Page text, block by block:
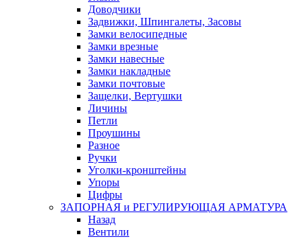
Доводчики
Задвижки, Шпингалеты, Засовы
Замки велосипедные
Замки врезные
Замки навесные
Замки накладные
Замки почтовые
Защелки, Вертушки
Личины
Петли
Проушины
Разное
Ручки
Уголки-кронштейны
Упоры
Цифры
ЗАПОРНАЯ и РЕГУЛИРУЮЩАЯ АРМАТУРА
Назад
Вентили